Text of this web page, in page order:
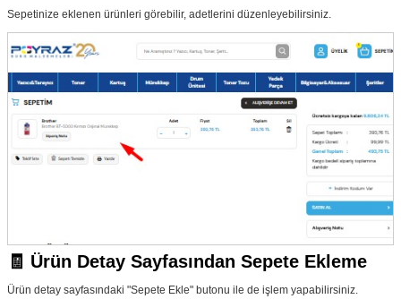
Sepetinize eklenen ürünleri görebilir, adetlerini düzenleyebilirsiniz.
🧾 Ürün Detay Sayfasından Sepete Ekleme
Ürün detay sayfasındaki "Sepete Ekle" butonu ile de işlem yapabilirsiniz.